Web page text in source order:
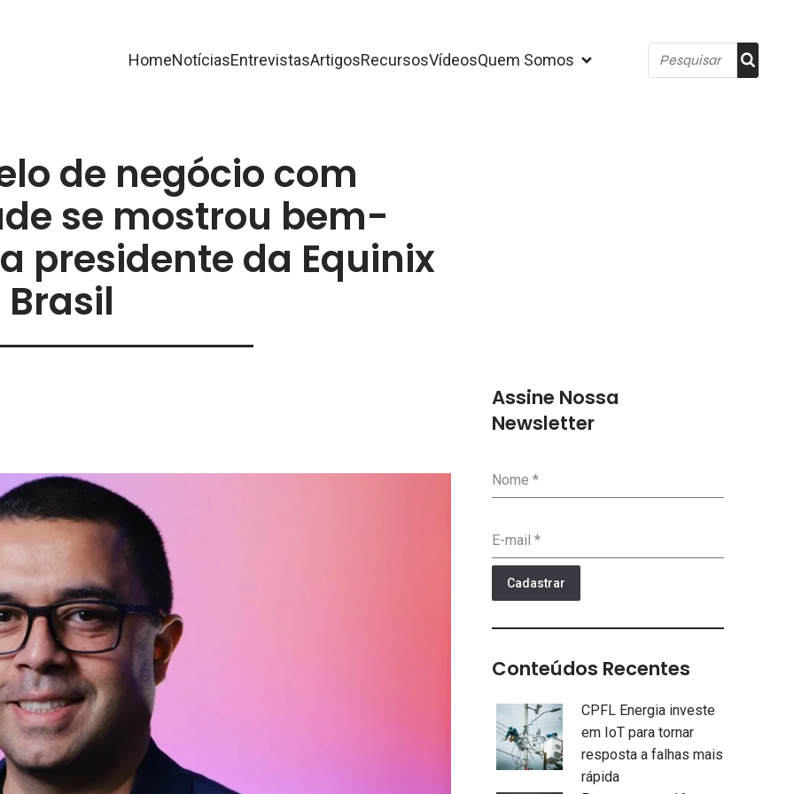
HomeNotíciasEntrevistasArtigosRecursosVídeosQuem Somos
de negócio com
se mostrou bem-
presidente da Equinix
Brasil
Assine Nossa
Newsletter
Nome *
E-mail *
Cadastrar
Conteúdos Recentes
CPFL Energia investe
em IoT para tornar
resposta a falhas mais
rápida